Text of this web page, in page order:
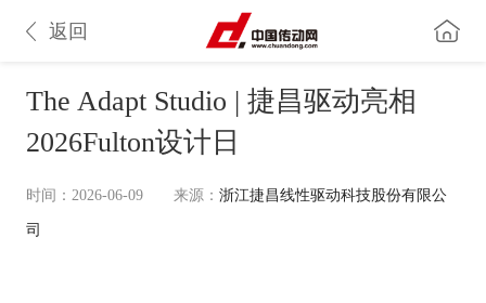
返回
The Adapt Studio | 捷昌驱动亮相
2026Fulton设计日
时间：2026-06-09 来源： 浙江捷昌线性驱动科技股份有限公
司